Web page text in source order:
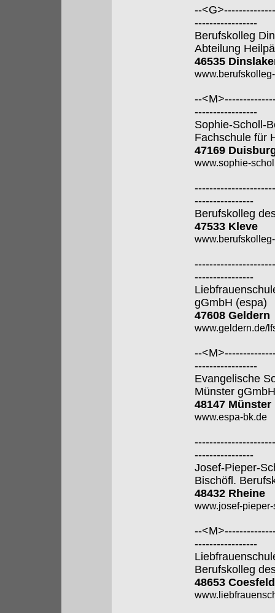
--
-----------------
Berufskolleg
Abteilung
46535
--
-----------------
Sophie-Scholl-
Fachschule für
47169
www.sophie-
----------------
Berufskolleg
47533 Kleve
----------------
gGmbH (espa)
47608 Geldern
www.geldern.de/
--
-----------------
Evangelische
Münster gGmbH
48147 Münster
www.espa-bk.de
----------------
Josef-Pieper-
Bischöfl.
48432 Rheine
www.josef-
--
-----------------
Berufskolleg
48653 Coesfeld